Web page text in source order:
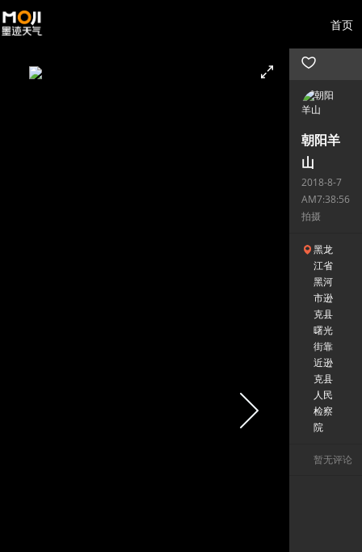
首页
朝阳羊
山
2018-8-7
AM7:38:56
拍摄
黑龙
江省
黑河
市逊
克县
曙光
街靠
近逊
克县
人民
检察
院
暂无评论